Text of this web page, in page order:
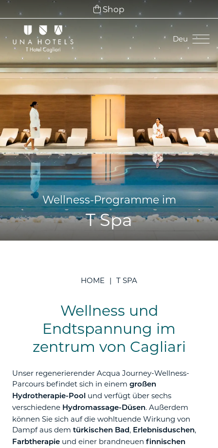
Wellness-Programme im
T Spa
Deu
Ita
Eng
Fra
Deu
Esp
Shop
HOME T SPA
Wellness und
Endtspannung im
zentrum von Cagliari
Unser regenerierender Acqua Journey-Wellness-
Parcours befindet sich in einem großen
Hydrotherapie-Pool und verfügt über sechs
verschiedene Hydromassage-Düsen. Außerdem
können Sie sich auf die wohltuende Wirkung von
Dampf aus dem türkischen Bad, Erlebnisduschen,
Farbtherapie und einer brandneuen finnischen